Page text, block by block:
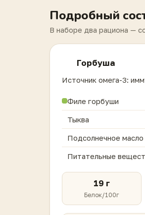
Подробный
В наборе два рациона —
Горбуша
Источник омега-3:
Филе горбуши
Тыква
Подсолнечное масло
Питательные
19 г
Белок/100г